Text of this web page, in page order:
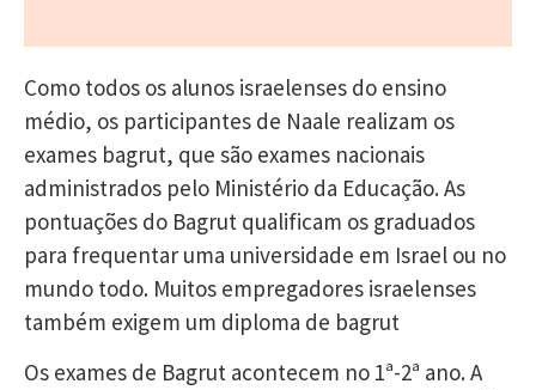
Como todos os alunos israelenses do ensino
médio, os participantes de Naale realizam os
exames bagrut, que são exames nacionais
administrados pelo Ministério da Educação. As
pontuações do Bagrut qualificam os graduados
para frequentar uma universidade em Israel ou no
mundo todo. Muitos empregadores israelenses
também exigem um diploma de bagrut
Os exames de Bagrut acontecem no 1ª-2ª ano. A